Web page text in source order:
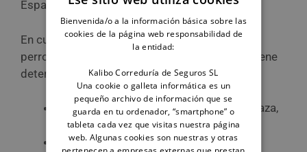
España).
En cualquier caso, el coste de un seguro para
perros en la Comunidad Valenciana siempre viene
determinado por elementos como:
Las características de tu mascota: su raza,
su edad, su tamaño…
Si el animal es o no un perro PPP.
Bienvenida/o a la información básica sobre las
cookies de la página web responsabilidad de
la entidad:
Kalibo Correduría de Seguros SL
Una cookie o galleta informática es un
pequeño archivo de información que se
guarda en tu ordenador, “smartphone” o
tableta cada vez que visitas nuestra página
web. Algunas cookies son nuestras y otras